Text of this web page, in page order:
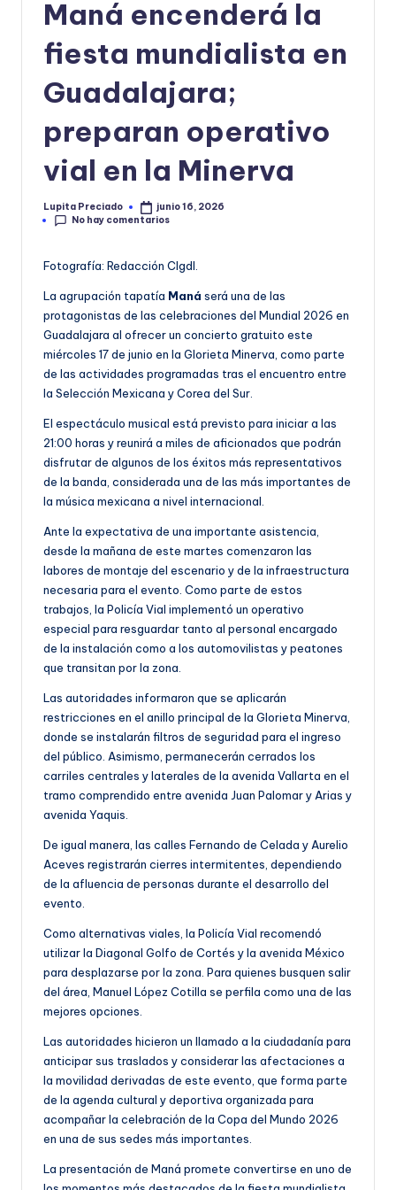
m
Maná encenderá la
fiesta mundialista en
Guadalajara;
preparan operativo
vial en la Minerva
Publicado
por
Lupita Preciado
junio 16, 2026
No hay comentarios
Fotografía: Redacción CIgdl.
La agrupación tapatía Maná será una de las
protagonistas de las celebraciones del Mundial 2026 en
Guadalajara al ofrecer un concierto gratuito este
miércoles 17 de junio en la Glorieta Minerva, como parte
de las actividades programadas tras el encuentro entre
la Selección Mexicana y Corea del Sur.
El espectáculo musical está previsto para iniciar a las
21:00 horas y reunirá a miles de aficionados que podrán
disfrutar de algunos de los éxitos más representativos
de la banda, considerada una de las más importantes de
la música mexicana a nivel internacional.
Ante la expectativa de una importante asistencia,
desde la mañana de este martes comenzaron las
labores de montaje del escenario y de la infraestructura
necesaria para el evento. Como parte de estos
trabajos, la Policía Vial implementó un operativo
especial para resguardar tanto al personal encargado
de la instalación como a los automovilistas y peatones
que transitan por la zona.
Las autoridades informaron que se aplicarán
restricciones en el anillo principal de la Glorieta Minerva,
donde se instalarán filtros de seguridad para el ingreso
del público. Asimismo, permanecerán cerrados los
carriles centrales y laterales de la avenida Vallarta en el
tramo comprendido entre avenida Juan Palomar y Arias y
avenida Yaquis.
De igual manera, las calles Fernando de Celada y Aurelio
Aceves registrarán cierres intermitentes, dependiendo
de la afluencia de personas durante el desarrollo del
evento.
Como alternativas viales, la Policía Vial recomendó
utilizar la Diagonal Golfo de Cortés y la avenida México
para desplazarse por la zona. Para quienes busquen salir
del área, Manuel López Cotilla se perfila como una de las
mejores opciones.
Las autoridades hicieron un llamado a la ciudadanía para
anticipar sus traslados y considerar las afectaciones a
la movilidad derivadas de este evento, que forma parte
de la agenda cultural y deportiva organizada para
acompañar la celebración de la Copa del Mundo 2026
en una de sus sedes más importantes.
La presentación de Maná promete convertirse en uno de